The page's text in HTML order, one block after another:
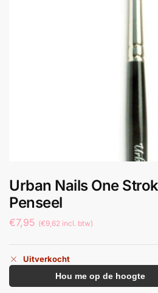
Urban Nails One
Penseel
€7,95 (€9,62 incl. btw)
Uitverkocht
Hou me op de hoogte